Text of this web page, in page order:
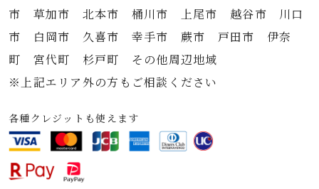
市 草加市 北本市 桶川市 上尾市 越谷市 川口
市 白岡市 久喜市 幸手市 蕨市 戸田市 伊奈
町 宮代町 杉戸町 その他周辺地域
※上記エリア外の方もご相談ください
各種クレジットも使えます